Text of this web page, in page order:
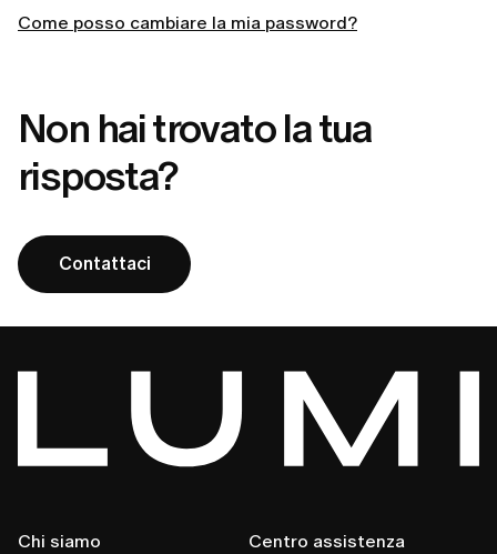
Come posso cambiare la mia password?
Non hai trovato la tua
risposta?
Contattaci
Chi siamo Centro assistenza